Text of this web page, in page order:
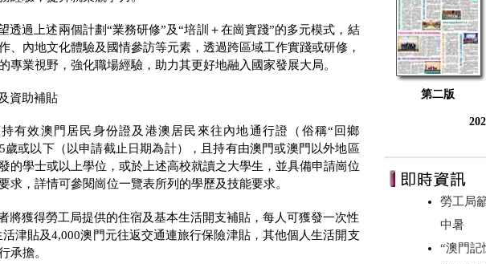
透過上述兩個計劃“業務研修”及“培訓＋在崗實踐”的多元模式，結
、內地文化體驗及國情參訪等元素，透過跨區域工作實踐或研修，
專業視野，強化職場經驗，助力其更好地融入國家發展大局。
資助補貼
有效澳門居民身份證及港澳居民來往內地通行證（俗稱“回鄉
歲或以下（以申請截止日期為計），且持有由澳門或澳門以外地區
的學士或以上學位，或於上述高校就讀之大學生，並具備申請崗位
求，詳情可參閱崗位一覽表所列的學歷及技能要求。
將獲得勞工局提供的住宿及基本生活開支補貼，每人可獲發一次性
活津貼及4,000澳門元往返交通連旅行保險津貼，其他個人生活開支
承擔。
第二版
勞工局
中暑
“澳門記